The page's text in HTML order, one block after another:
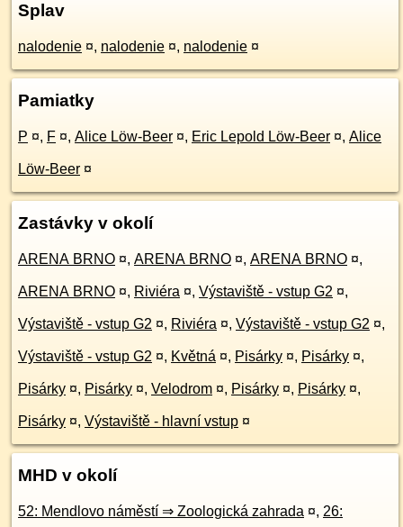
Splav
nalodenie ¤, nalodenie ¤, nalodenie ¤
Pamiatky
P ¤, F ¤, Alice Löw-Beer ¤, Eric Lepold Löw-Beer ¤, Alice
Löw-Beer ¤
Zastávky v okolí
ARENA BRNO ¤, ARENA BRNO ¤, ARENA BRNO ¤,
ARENA BRNO ¤, Riviéra ¤, Výstaviště - vstup G2 ¤,
Výstaviště - vstup G2 ¤, Riviéra ¤, Výstaviště - vstup G2 ¤,
Výstaviště - vstup G2 ¤, Květná ¤, Pisárky ¤, Pisárky ¤,
Pisárky ¤, Pisárky ¤, Velodrom ¤, Pisárky ¤, Pisárky ¤,
Pisárky ¤, Výstaviště - hlavní vstup ¤
MHD v okolí
52: Mendlovo náměstí ⇒ Zoologická zahrada ¤, 26: